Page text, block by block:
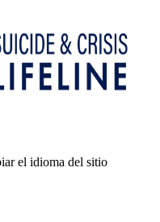
el idioma del sitio